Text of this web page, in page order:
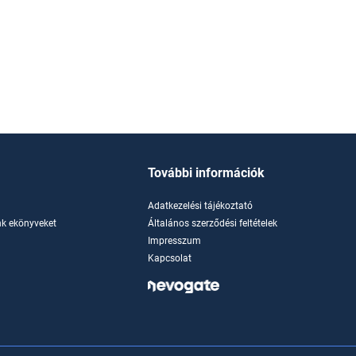
ekönyveket
További információk
Adatkezelési tájékoztató
Általános szerződési feltételek
Impresszum
Kapcsolat